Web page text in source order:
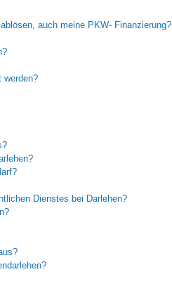
auch meine PKW- Finanzierung?
werden?
Dienstes bei Darlehen?